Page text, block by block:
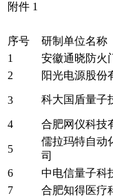
附件 1
序号
研制单位名称
1
安徽通晓防火
2
阳光电源股份
3 科大国盾量子
4
合肥网仪科技
5
儒拉玛特自动
司
6 中电信量子科
7
合肥知得医疗